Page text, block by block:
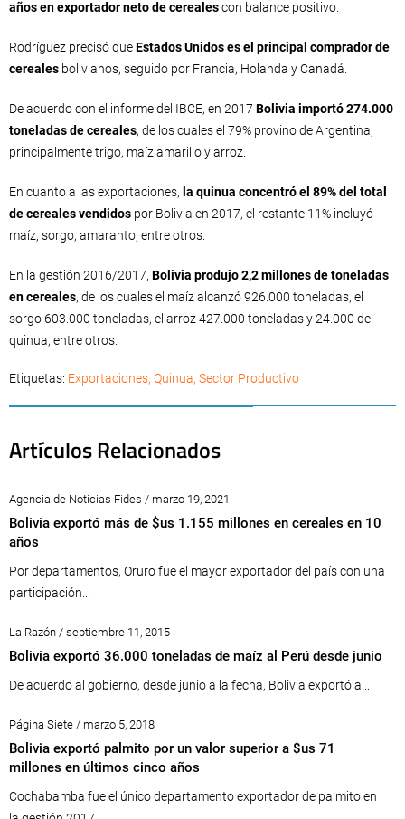
años en exportador neto de cerealescon balance positivo.
Rodríguez precisó queEstados Unidos es el principal comprador de
cereales bolivianos, seguido por Francia, Holanda y Canadá.
De acuerdo con el informe del IBCE, en 2017 Bolivia importó 274.000
toneladas de cereales, de los cuales el 79% provino de Argentina,
principalmente trigo, maíz amarillo y arroz.
En cuanto a las exportaciones, la quinua concentró el 89% del total
de cereales vendidos por Bolivia en 2017, el restante 11% incluyó
maíz, sorgo, amaranto, entre otros.
En la gestión 2016/2017, Bolivia produjo 2,2 millones de toneladas
en cereales, de los cuales el maíz alcanzó 926.000 toneladas, el
sorgo 603.000 toneladas, el arroz 427.000 toneladas y 24.000 de
quinua, entre otros.
Etiquetas: Exportaciones, Quinua, Sector Productivo
Artículos Relacionados
Agencia de Noticias Fides / marzo 19, 2021
Bolivia exportó más de $us 1.155 millones en cereales en 10
años
Por departamentos, Oruro fue el mayor exportador del país con una
participación...
La Razón / septiembre 11, 2015
Bolivia exportó 36.000 toneladas de maíz al Perú desde junio
De acuerdo al gobierno, desde junio a la fecha, Bolivia exportó a...
Página Siete / marzo 5, 2018
Bolivia exportó palmito por un valor superior a $us 71
millones en últimos cinco años
Cochabamba fue el único departamento exportador de palmito en